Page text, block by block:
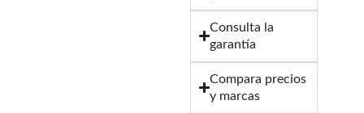
Consulta la
garantía
Compara precios
y marcas